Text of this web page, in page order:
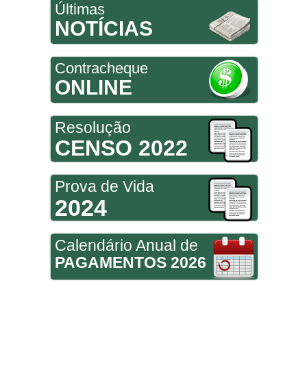
Últimas
NOTÍCIAS
Contracheque
ONLINE
Resolução
CENSO 2022
Prova de Vida
2024
Calendário Anual de
PAGAMENTOS 2026